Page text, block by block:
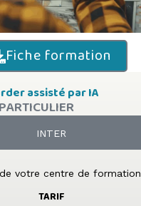
Fiche formation
assisté par IA
INTER
votre centre de formation
TARIF